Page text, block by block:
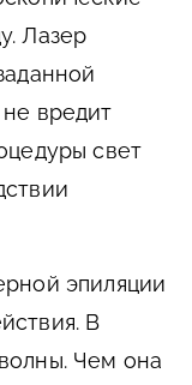
Лазер
вредит
свет
эпиляции
В
Чем она